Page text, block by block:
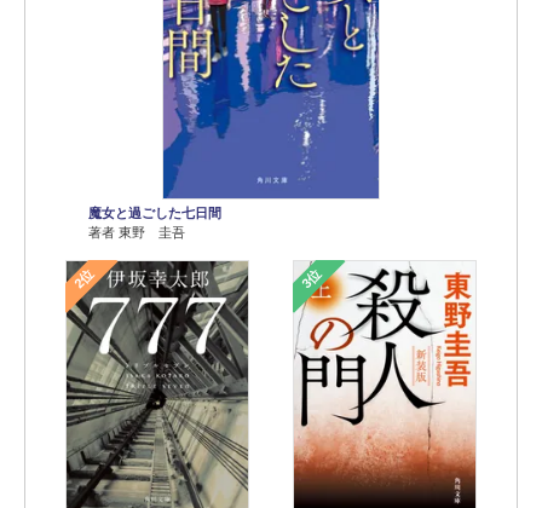
魔女と過ごした七日間
著者 東野 圭吾
2位 3位